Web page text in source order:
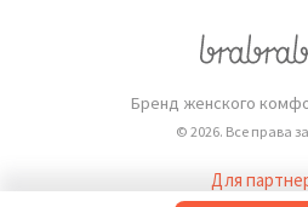
Бренд женского
© 2026. Все права
Для